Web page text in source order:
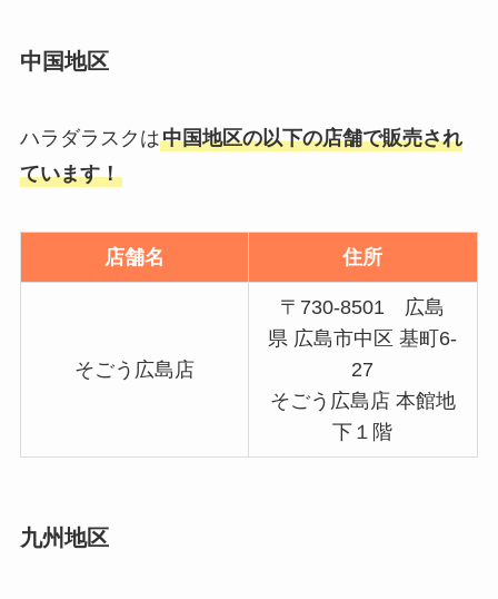
中国地区
ハラダラスクは中国地区の以下の店舗で販売され
ています！
店舗名 住所
そごう広島店
〒730-8501 広島
県 広島市中区 基町6-
27
そごう広島店 本館地
下１階
九州地区